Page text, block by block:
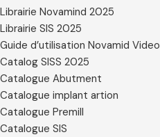
Librairie Novamind 2025
Librairie SIS 2025
Guide d’utilisation Novamid Video
Catalog SISS 2025
Catalogue Abutment
Catalogue implant artion
Catalogue Premill
Catalogue SIS